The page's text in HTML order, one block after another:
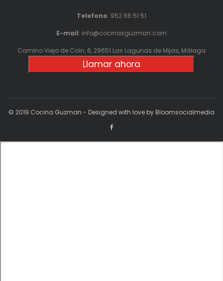
Telefono: 952 66 51 51
E-mail: info@cocinasguzman.com
Camino Viejo de Coín, 6, 29651 Las Lagunas de Mijas, Málaga
Llamar ahora
© 2019 Cocina Guzman - Designed with love by Bloomsocialmedia